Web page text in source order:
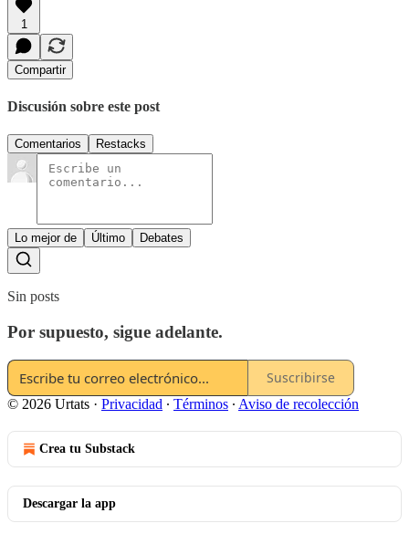
1
Compartir
Discusión sobre este post
Comentarios Restacks
Lo mejor de Último Debates
Sin posts
Por supuesto, sigue adelante.
Suscribirse
© 2026 Urtats · Privacidad ∙ Términos ∙ Aviso de recolección
Crea tu Substack
Descargar la app